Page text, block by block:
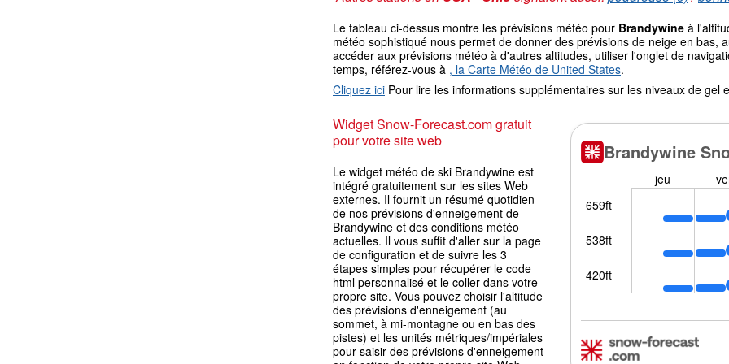
Le tableau ci-dessus montre les prévisions météo pour Brandywine à
météo sophistiqué nous permet de donner des prévisions de neige en bas,
accéder aux prévisions météo à d'autres altitudes, utiliser l'onglet de
temps, référez-vous à , la Carte Météo de United States.
Cliquez ici Pour lire les informations supplémentaires sur les niveaux de
Widget Snow-Forecast.com gratuit
pour votre site web
Le widget météo de ski Brandywine est
intégré gratuitement sur les sites Web
externes. Il fournit un résumé quotidien
de nos prévisions d'enneigement de
Brandywine et des conditions météo
actuelles. Il vous suffit d'aller sur la page
de configuration et de suivre les 3
étapes simples pour récupérer le code
html personnalisé et le coller dans votre
propre site. Vous pouvez choisir l'altitude
des prévisions d'enneigement (au
sommet, à mi-montagne ou en bas des
pistes) et les unités métriques/impériales
pour saisir des prévisions d'enneigement